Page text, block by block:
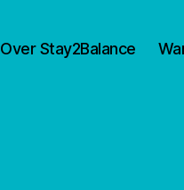
Over Stay2Balance